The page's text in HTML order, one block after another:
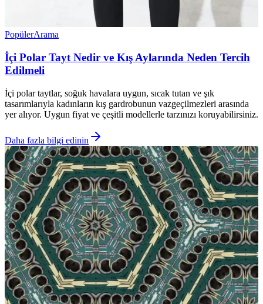
PopülerArama
İçi Polar Tayt Nedir ve Kış Aylarında Neden Tercih
Edilmeli
İçi polar taytlar, soğuk havalara uygun, sıcak tutan ve şık
tasarımlarıyla kadınların kış gardrobunun vazgeçilmezleri arasında
yer alıyor. Uygun fiyat ve çeşitli modellerle tarzınızı koruyabilirsiniz.
Daha fazla bilgi edinin